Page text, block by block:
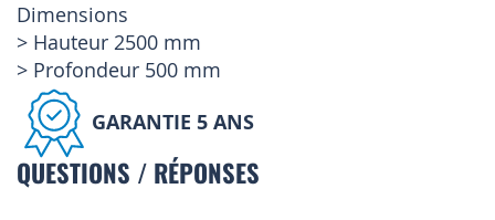
Dimensions
> Hauteur 2500 mm
> Profondeur 500 mm
GARANTIE 5 ANS
QUESTIONS / RÉPONSES